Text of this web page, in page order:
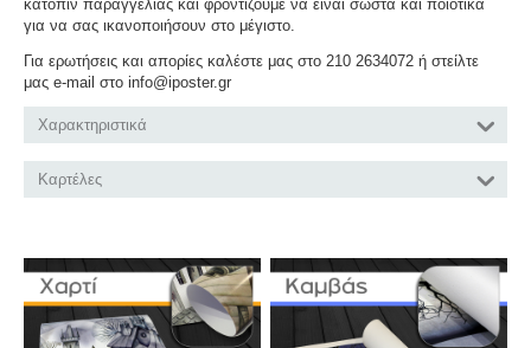
κατόπιν παραγγελίας και φροντίζουμε να είναι σωστά και ποιοτικά
για να σας ικανοποιήσουν στο μέγιστο.
Για ερωτήσεις και απορίες καλέστε μας στο 210 2634072 ή στείλτε
μας e-mail στο info@iposter.gr
Χαρακτηριστικά
Καρτέλες